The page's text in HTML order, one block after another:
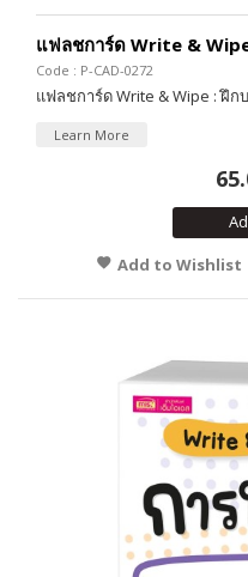
แฟลชการ์ด Write &
Code : P-CAD-0272
แฟลชการ์ด Write & Wipe : ฝึก
Learn More
Add to Wishlist